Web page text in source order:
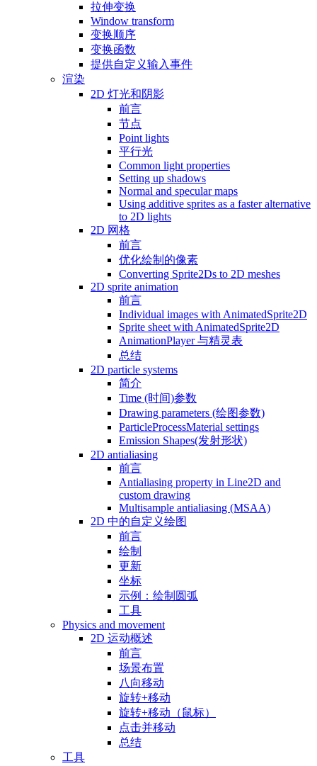
拉伸变换
Window transform
变换顺序
变换函数
提供自定义输入事件
渲染
2D 灯光和阴影
前言
节点
Point lights
平行光
Common light properties
Setting up shadows
Normal and specular maps
Using additive sprites as a faster alternative
to 2D lights
2D 网格
前言
优化绘制的像素
Converting Sprite2Ds to 2D meshes
2D sprite animation
前言
Individual images with AnimatedSprite2D
Sprite sheet with AnimatedSprite2D
AnimationPlayer 与精灵表
总结
2D particle systems
简介
Time (时间)参数
Drawing parameters (绘图参数)
ParticleProcessMaterial settings
Emission Shapes(发射形状)
2D antialiasing
前言
Antialiasing property in Line2D and
custom drawing
Multisample antialiasing (MSAA)
2D 中的自定义绘图
前言
绘制
更新
坐标
示例：绘制圆弧
工具
Physics and movement
2D 运动概述
前言
场景布置
八向移动
旋转+移动
旋转+移动（鼠标）
点击并移动
总结
工具